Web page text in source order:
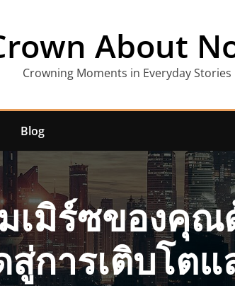
About
Crowning Moments in Everyday Stories
Blog
เมิร์ซของคุ
การเติบโต